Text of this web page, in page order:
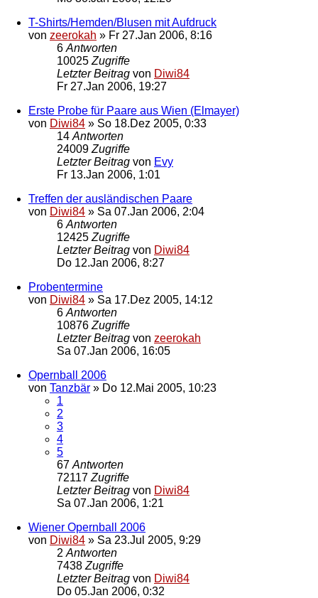
T-Shirts/Hemden/Blusen mit Aufdruck
von zeerokah » Fr 27.Jan 2006, 8:16
6 Antworten
10025 Zugriffe
Letzter Beitrag von Diwi84
Fr 27.Jan 2006, 19:27
Erste Probe für Paare aus Wien (Elmayer)
von Diwi84 » So 18.Dez 2005, 0:33
14 Antworten
24009 Zugriffe
Letzter Beitrag von Evy
Fr 13.Jan 2006, 1:01
Treffen der ausländischen Paare
von Diwi84 » Sa 07.Jan 2006, 2:04
6 Antworten
12425 Zugriffe
Letzter Beitrag von Diwi84
Do 12.Jan 2006, 8:27
Probentermine
von Diwi84 » Sa 17.Dez 2005, 14:12
6 Antworten
10876 Zugriffe
Letzter Beitrag von zeerokah
Sa 07.Jan 2006, 16:05
Opernball 2006
von Tanzbär » Do 12.Mai 2005, 10:23
1
2
3
4
5
67 Antworten
72117 Zugriffe
Letzter Beitrag von Diwi84
Sa 07.Jan 2006, 1:21
Wiener Opernball 2006
von Diwi84 » Sa 23.Jul 2005, 9:29
2 Antworten
7438 Zugriffe
Letzter Beitrag von Diwi84
Do 05.Jan 2006, 0:32